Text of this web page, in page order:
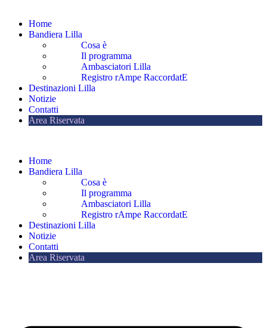
Home
Bandiera Lilla
Cosa è
Il programma
Ambasciatori Lilla
Registro rAmpe RaccordatE
Destinazioni Lilla
Notizie
Contatti
Area Riservata
Home
Bandiera Lilla
Cosa è
Il programma
Ambasciatori Lilla
Registro rAmpe RaccordatE
Destinazioni Lilla
Notizie
Contatti
Area Riservata